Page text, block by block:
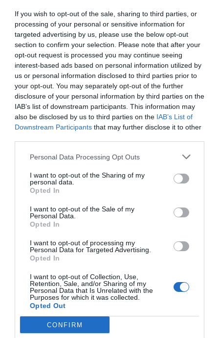
If you wish to opt-out of the sale, sharing to third parties, or
processing of your personal or sensitive information for
targeted advertising by us, please use the below opt-out
section to confirm your selection. Please note that after your
opt-out request is processed you may continue seeing
interest-based ads based on personal information utilized by
us or personal information disclosed to third parties prior to
your opt-out. You may separately opt-out of the further
disclosure of your personal information by third parties on the
IAB’s list of downstream participants. This information may
also be disclosed by us to third parties on the IAB’s List of
Downstream Participants that may further disclose it to other
Personal Data Processing Opt Outs
I want to opt-out of the Sharing of my
personal data.
Opted In
I want to opt-out of the Sale of my
Personal Data.
Opted In
I want to opt-out of processing my
Personal Data for Targeted Advertising.
Opted In
I want to opt-out of Collection, Use,
Retention, Sale, and/or Sharing of my
Personal Data that Is Unrelated with the
Purposes for which it was collected.
Opted Out
CONFIRM